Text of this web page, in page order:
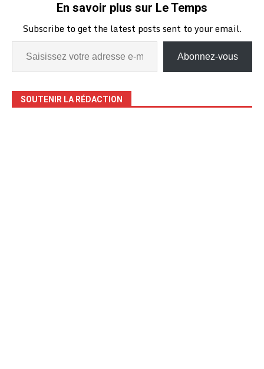
En savoir plus sur Le Temps
Subscribe to get the latest posts sent to your email.
Abonnez-vous
SOUTENIR LA RÉDACTION